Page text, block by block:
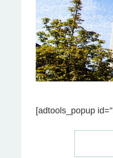
[adtools_popup